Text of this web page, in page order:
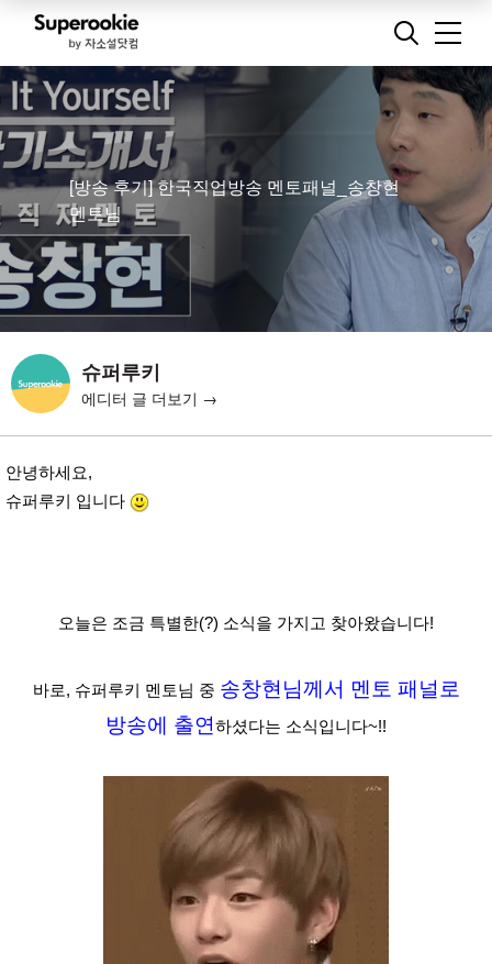
[방송 후기] 한국직업방송 멘토패널_송창현
멘토님
슈퍼루키
에디터 글 더보기 →
안녕하세요,
슈퍼루키 입니다
오늘은 조금 특별한(?) 소식을 가지고 찾아왔습니다!
바로, 슈퍼루키 멘토님 중 송창현님께서 멘토 패널로
방송에 출연 하셨다는 소식입니다~!!